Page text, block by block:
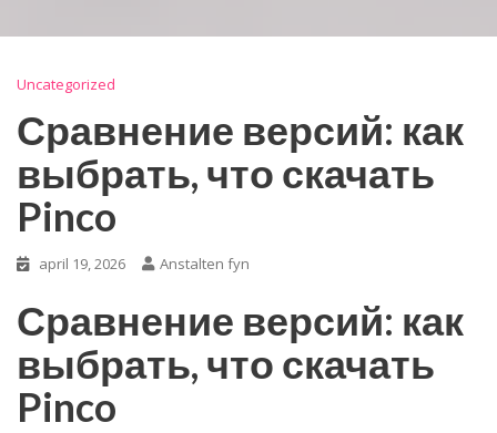
Uncategorized
Сравнение версий: как
выбрать, что скачать
Pinco
april 19, 2026 Anstalten fyn
Сравнение версий: как
выбрать, что скачать
Pinco